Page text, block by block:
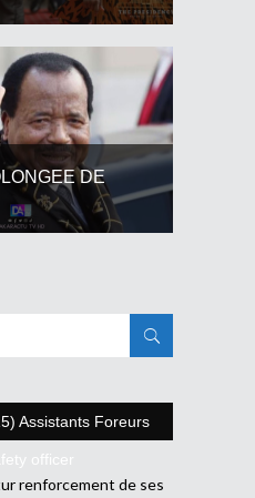
DE
Assistants Foreurs
officer
renforcement de ses